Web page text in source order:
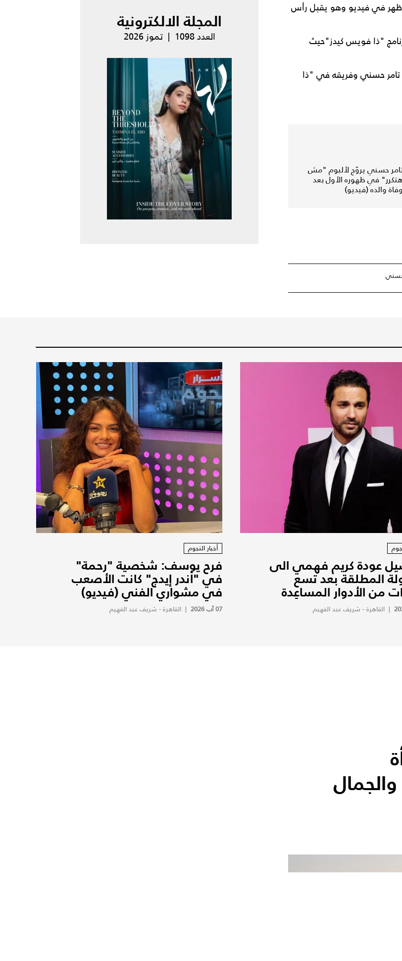
في فيديو وهو يقبل رأس
"ذا فويس كيدز"حيث
حسني وفريقه في "ذا
حسني يروّج لألبوم "مش
هتكرر" في ظهوره الأول بعد
وفاة والده (فيديو)
المجلة الالكترونية
العدد 1098 | تموز 2026
عودة كريم فهمي الى
المطلقة بعد تسع
من الأدوار المساعِدة
| القاهرة - شريف عبد الفهيم
أخبار النجوم
فرح يوسف: شخصية "رحمة"
في "أندر إيدج" كانت الأصعب
في مشواري الفني (فيديو)
07 آب 2026 |القاهرة - شريف عبد الفهيم